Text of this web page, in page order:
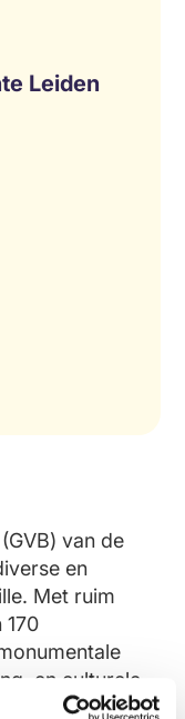
Leiden
van de
en
Met ruim
170
en culturele
aan een